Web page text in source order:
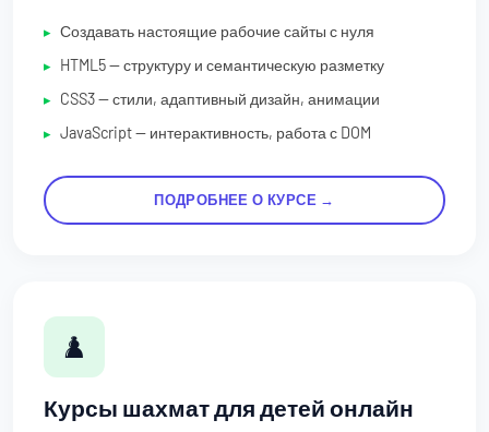
Создавать настоящие рабочие сайты с нуля
HTML5 — структуру и семантическую разметку
CSS3 — стили, адаптивный дизайн, анимации
JavaScript — интерактивность, работа с DOM
ПОДРОБНЕЕ О КУРСЕ →
♟️
Курсы шахмат для детей онлайн